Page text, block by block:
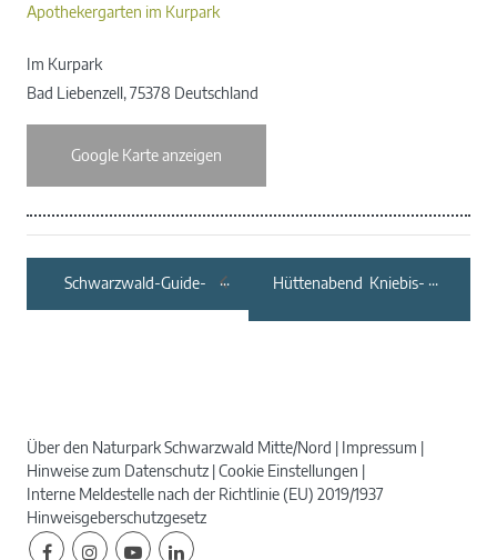
Apothekergarten im Kurpark
Im Kurpark
Bad Liebenzell,75378 Deutschland
Google Karte anzeigen
Schwarzwald-Guide-
Hüttenabend Kniebis-
Über den Naturpark Schwarzwald Mitte/Nord
Impressum
Hinweise zum Datenschutz Cookie Einstellungen
Interne Meldestelle nach der Richtlinie (EU) 2019/1937
Hinweisgeberschutzgesetz